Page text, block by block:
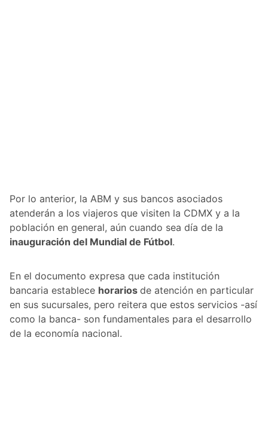
Por lo anterior, la ABM y sus bancos asociados
atenderán a los viajeros que visiten la CDMX y a la
población en general, aún cuando sea día de la
inauguración del Mundial de Fútbol.
En el documento expresa que cada institución
bancaria establece horarios de atención en particular
en sus sucursales, pero reitera que estos servicios -así
como la banca- son fundamentales para el desarrollo
de la economía nacional.